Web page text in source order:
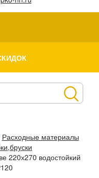
Расходные материалы
220х270 водостойкий